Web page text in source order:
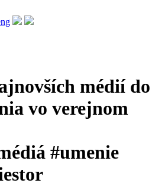
médií do
vo verejnom
#umenie